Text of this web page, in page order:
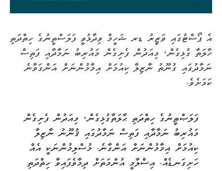
އެ ޕޯސްޓުގައި ވަޒީރު ޑރ ޝަހީމް ވިދާޅުވީ ފަލަސްތީނުގެ ހިތްދަތި
ހާލަތާ ގުޅިގެން، މިއަދުން ފެށިގެން މައުރިބު ނަމާދާއި ފަތިސް
ނަމާދުގައި ގުނޫތު ނާޒިލާ ކިއުމަށް އިމާމުންނަށް އަންގަވާނެ
ކަމަށެވެ.
ފަލަޞްޠީނުގެ ހިތްދަތި ޙާލަތާގުޅިގެން، މިއަދުން ފެށިގެން
މަޣުރިބު ނަމާދާއި ފަތިސް ނަމާދުގައި ޤުނޫނު ނާޒިލާ
ކިއުމަށް އިމާމުންނަށް އަންގާނެ. މުސްލިމުންނަކީ އެއް
ހަށިގަނޑެއް. އިސްލާމީ އުންމަތަށް ދިމާވެފައިވާ ހިތްދަތި